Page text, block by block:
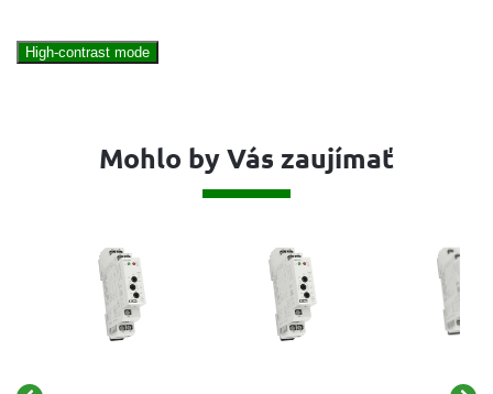
High-contrast mode
Mohlo by Vás zaujímať